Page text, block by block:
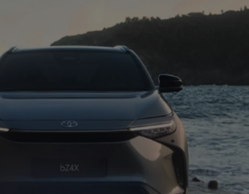
Dowiedz się więcej o hybrydach